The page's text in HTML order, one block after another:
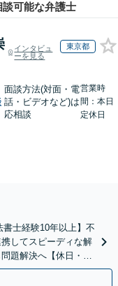
可能な弁護士
インタビュ
ーを見る
東京都
面談方法(対面・電
話・ビデオなど)は
応相談
営業時
間：本日
定休日
書士経験10年以上】不
してスピーディな解
題解決へ【休日・夜